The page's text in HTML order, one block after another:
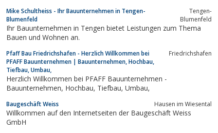
Mike Schultheiss - Ihr Bauunternehmen in Tengen-
Blumenfeld
Tengen-
Blumenfeld
Ihr Bauunternehmen in Tengen bietet Leistungen zum Thema
Bauen und Wohnen an.
Pfaff Bau Friedrichshafen - Herzlich Willkommen bei
PFAFF Bauunternehmen | Bauunternehmen, Hochbau,
Tiefbau, Umbau,
Friedrichshafen
Herzlich Willkommen bei PFAFF Bauunternehmen -
Bauunternehmen, Hochbau, Tiefbau, Umbau,
Baugeschäft Weiss Hausen im Wiesental
Willkommen auf den Internetseiten der Baugeschäft Weiss
GmbH